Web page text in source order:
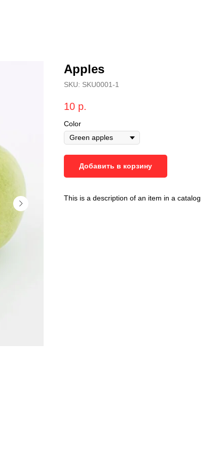
Apples
SKU: SKU0001-1
10 р.
Color
Добавить в корзину
This is a description of an item in a catalog